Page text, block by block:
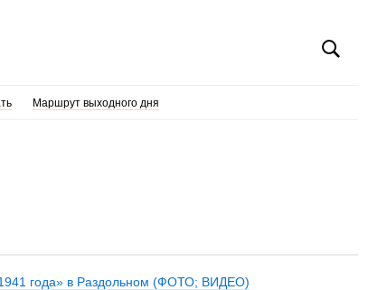
Маршрут выходного дня
1941 года» в Раздольном (ФОТО; ВИДЕО)